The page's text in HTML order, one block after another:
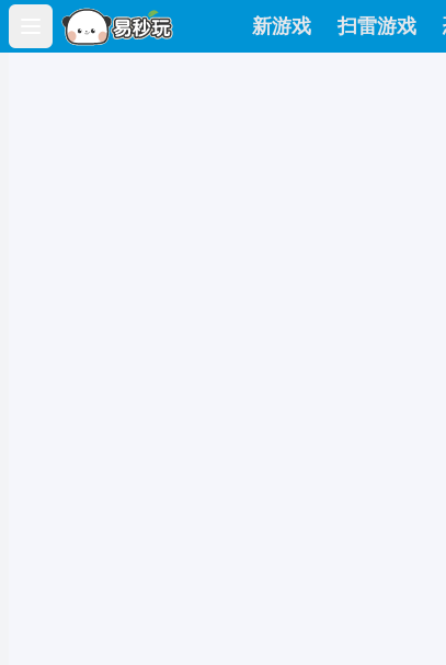
Open main menu
新游戏 扫雷游戏